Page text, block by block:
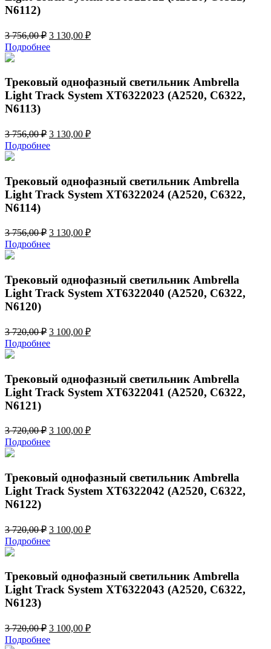
N6112)
3 756,00₽ Первоначальная
цена
составляла
756,00 ₽.
3 130,00 ₽Текущая
Подробнее
Трековый однофазный светильник Ambrella
Light Track System XT6322023 (A2520, C6322,
N6113)
3 756,00₽ Первоначальная
цена
составляла
756,00 ₽.
3 130,00 ₽Текущая
Подробнее
Трековый однофазный светильник Ambrella
Light Track System XT6322024 (A2520, C6322,
N6114)
3 756,00₽ Первоначальная
цена
составляла
756,00 ₽.
3 130,00 ₽Текущая
Подробнее
Трековый однофазный светильник Ambrella
Light Track System XT6322040 (A2520, C6322,
N6120)
3 720,00₽ Первоначальная
цена
составляла
720,00 ₽.
3 100,00 ₽Текущая
Подробнее
Трековый однофазный светильник Ambrella
Light Track System XT6322041 (A2520, C6322,
N6121)
3 720,00₽ Первоначальная
цена
составляла
720,00 ₽.
3 100,00 ₽Текущая
Подробнее
Трековый однофазный светильник Ambrella
Light Track System XT6322042 (A2520, C6322,
N6122)
3 720,00₽ Первоначальная
цена
составляла
720,00 ₽.
3 100,00 ₽Текущая
Подробнее
Трековый однофазный светильник Ambrella
Light Track System XT6322043 (A2520, C6322,
N6123)
3 720,00₽ Первоначальная
цена
3 100,00 ₽Текущая
Подробнее